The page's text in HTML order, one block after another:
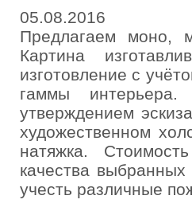
05.08.2016
Предлагаем моно,
Картина
изготовление с
гаммы
утверждением
художественном
натяжка.
качества
учесть различные